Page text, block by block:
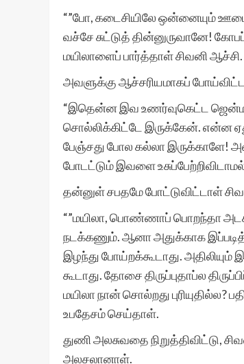
“”போ, கடைசியிலே ஒன்னையும்
வச்சே சுட்டுத் தின்னுருவானே!
மயிலாளைப் பார்த்தாள் சிவனி ஆச்சி.
அவளுக்கு ஆச்சரியமாகப்
“இதென்ன இவ உணர்வுகெட்ட
சொல்லிக்கிட்டே இருக்கேன். என்ன
பேஞ்சது போல கல்லா இருக்காளே!
போடட்டும் இவளை
தன்னுள் சபதமே போட்டுவிட்டாள்
“”மயிலா, பொண்ணாப் பொறந்தா
நடக்கணும். ஆனா அதுக்காக
இழந்து போய்றக்கூடாது. அதிலியும்
கூடாது. தோசை திருப்புதாப்ல
மயிலா நான் சொல்றது புரியுதில்ல?
உபதேசம் செய்தாள்.
துணி அலசுவதை நிறுத்திவிட்டு,
அலசலானாள்.